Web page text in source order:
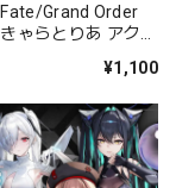
Fate/Grand Order
きゃらとりあ アクリ
ー/ラーヴァ/ティア
¥1,100